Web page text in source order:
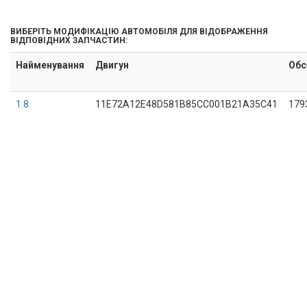
ВИБЕРІТЬ МОДИФІКАЦІЮ АВТОМОБІЛЯ ДЛЯ ВІДОБРАЖЕННЯ
ВІДПОВІДНИХ ЗАПЧАСТИН:
Найменування Двигун
1.8 11E72A12E48D581B85CC001B21A35C41